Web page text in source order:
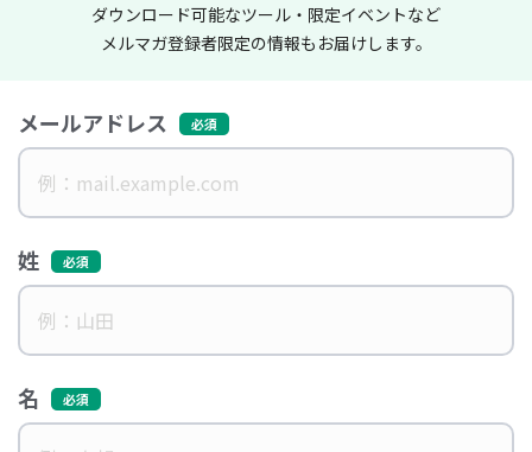
ダウンロード可能なツール・限定イベントなど
メルマガ登録者限定の情報もお届けします。
メールアドレス
姓
名